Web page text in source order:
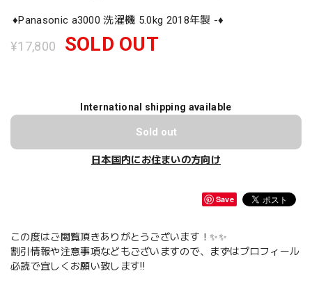
♦️Panasonic a3000 洗濯機 5.0kg 2018年製 -♦️
¥17,800 SOLD OUT
International shipping available
Sold out
日本国内にお住まいの方向け
Save
この度はご閲覧頂きありがとうございます！✨✨
割引情報や注意事項などもございますので、まずはプロフィール
必読で宜しくお願い致します‼️